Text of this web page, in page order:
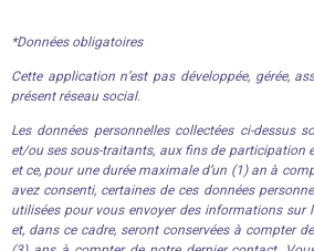
*Données obligatoires
Cette application n’est pas développée, gérée,
présent réseau social.
Les données personnelles collectées ci-dessus
et/ou ses sous-traitants, aux fins de participation
et ce, pour une durée maximale d’un (1) an à
avez consenti, certaines de ces données
utilisées pour vous envoyer des informations sur
et, dans ce cadre, seront conservées à compter